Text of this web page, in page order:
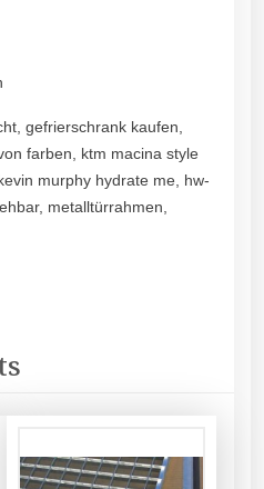
gefrierschrank kaufen,
farben, ktm macina style
murphy hydrate me, hw-
metalltürrahmen,